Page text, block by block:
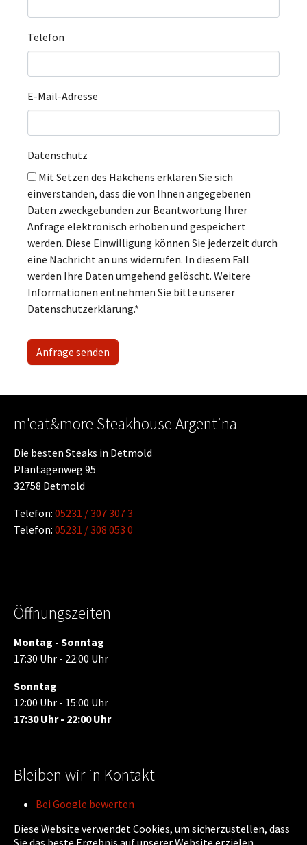
Diese Website verwendet Cookies, um sicherzustellen, dass
Sie das beste Ergebnis auf unserer Website erzielen.
Telefon
E-Mail-Adresse
Datenschutz
einverstanden, dass die von Ihnen angegebenen
Daten zweckgebunden zur Beantwortung Ihrer
Anfrage elektronisch erhoben und gespeichert
werden. Diese Einwilligung können Sie jederzeit durch
eine Nachricht an uns widerrufen. In diesem Fall
werden Ihre Daten umgehend gelöscht. Weitere
Informationen entnehmen Sie bitte unserer
Datenschutzerklärung.*
m'eat&more Steakhouse Argentina
Die besten Steaks in Detmold
Plantagenweg 95
32758 Detmold
Telefon: 05231 / 307 307 3
Telefon: 05231 / 308 053 0
Öffnungszeiten
Montag - Sonntag
17:30 Uhr - 22:00 Uhr
Sonntag
12:00 Uhr - 15:00 Uhr
17:30 Uhr - 22:00 Uhr
Bleiben wir in Kontakt
Bei Google bewerten